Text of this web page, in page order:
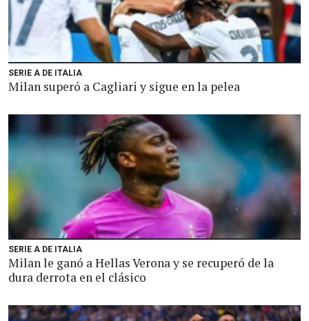
SERIE A DE ITALIA
Milan superó a Cagliari y sigue en la pelea
SERIE A DE ITALIA
Milan le ganó a Hellas Verona y se recuperó de la
dura derrota en el clásico